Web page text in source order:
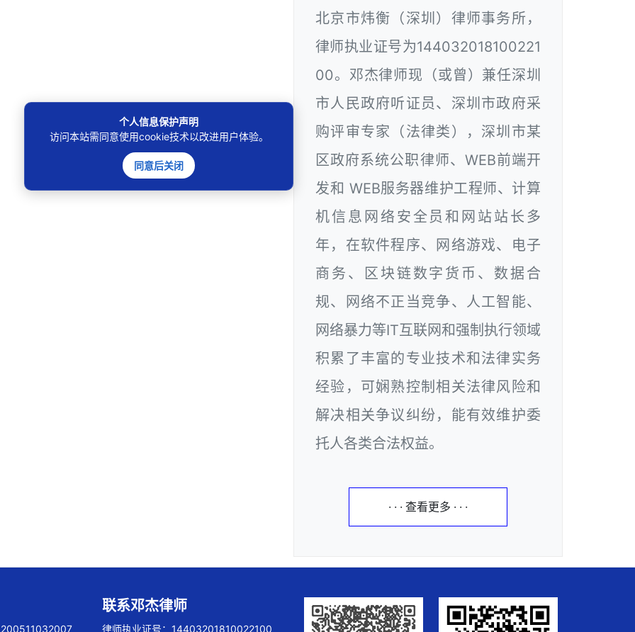
北京市炜衡（深圳）律师事务所，
律师执业证号为144032018100221
00。邓杰律师现（或曾）兼任深圳
市人民政府听证员、深圳市政府采
购评审专家（法律类），深圳市某
区政府系统公职律师、WEB前端开
发和 WEB服务器维护工程师、计算
机信息网络安全员和网站站长多
年，在软件程序、网络游戏、电子
商务、区块链数字货币、数据合
规、网络不正当竞争、人工智能、
网络暴力等IT互联网和强制执行领域
积累了丰富的专业技术和法律实务
经验，可娴熟控制相关法律风险和
解决相关争议纠纷，能有效维护委
托人各类合法权益。
· · · 查看更多 · · ·
联系邓杰律师
律师执业证号：14403201810022100
个人信息保护声明
访问本站需同意使用cookie技术以改进用户体验。
同意后关闭